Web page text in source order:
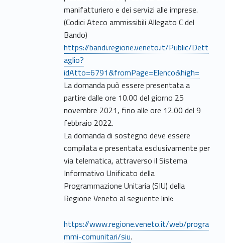
manifatturiero e dei servizi alle imprese.
(Codici Ateco ammissibili Allegato C del
Bando)
https://bandi.regione.veneto.it/Public/Dett
aglio?
idAtto=6791&fromPage=Elenco&high=
La domanda può essere presentata a
partire dalle ore 10.00 del giorno 25
novembre 2021, fino alle ore 12.00 del 9
febbraio 2022.
La domanda di sostegno deve essere
compilata e presentata esclusivamente per
via telematica, attraverso il Sistema
Informativo Unificato della
Programmazione Unitaria (SIU) della
Regione Veneto al seguente link:
https://www.regione.veneto.it/web/progra
mmi-comunitari/siu.